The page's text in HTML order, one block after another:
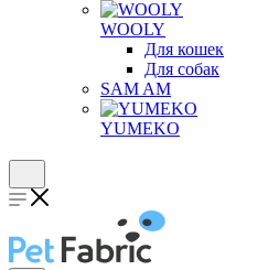
WOOLY
Для кошек
Для собак
SAM AM
YUMEKO